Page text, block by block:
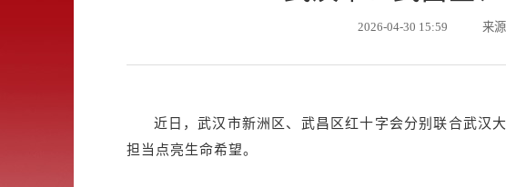
2026-04-30 15:59 来
近日，武汉市新洲区、武昌区红十字会分别联合武汉
担当点亮生命希望。